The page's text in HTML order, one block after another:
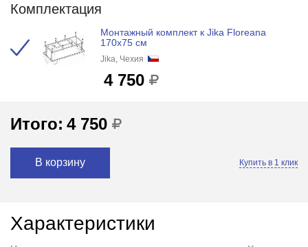
Комплектация
Монтажный комплект к Jika Floreana
170x75 см
Jika, Чехия
4 750
Итого: 4 750
В корзину Купить в 1 клик
Характеристики